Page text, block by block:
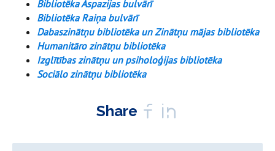
Bibliotēka Aspazijas bulvārī
Bibliotēka Raiņa bulvārī
Dabaszinātņu bibliotēka un Zinātņu mājas bibliotēka
Humanitāro zinātņu bibliotēka
Izglītības zinātņu un psiholoģijas bibliotēka
Sociālo zinātņu bibliotēka
Share